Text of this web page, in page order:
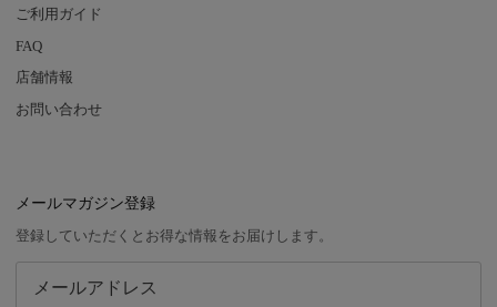
ご利用ガイド
FAQ
店舗情報
お問い合わせ
メールマガジン登録
登録していただくとお得な情報をお届けします。